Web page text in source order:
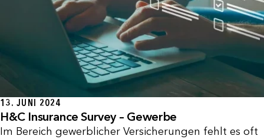
13. JUNI 2024
H&C Insurance Survey – Gewerbe
Im Bereich gewerblicher Versicherungen fehlt es oft